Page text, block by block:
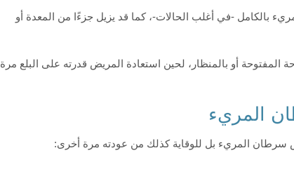
بالكامل -في أغلب الحالات-، كما قد يزيل جزءًا من المعدة أو
المفتوحة أو بالمنظار، لحين استعادة المريض قدرته على البلع مرة
المريء
سرطان المريء بل للوقاية كذلك من عودته مرة أخرى: